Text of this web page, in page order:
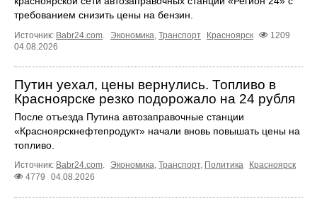
требованием снизить цены на бензин.
Источник: Babr24.com Экономика Транспорт Красноярск
1209
04.08.2026
Путин уехал, цены вернулись. Топливо в
Красноярске резко подорожало на 24 рубля
После отъезда Путина автозаправочные станции
«Красноярскнефтепродукт» начали вновь повышать цены на
топливо.
Источник: Babr24.com Экономика Транспорт, Политика
Красноярск
4779
04.08.2026